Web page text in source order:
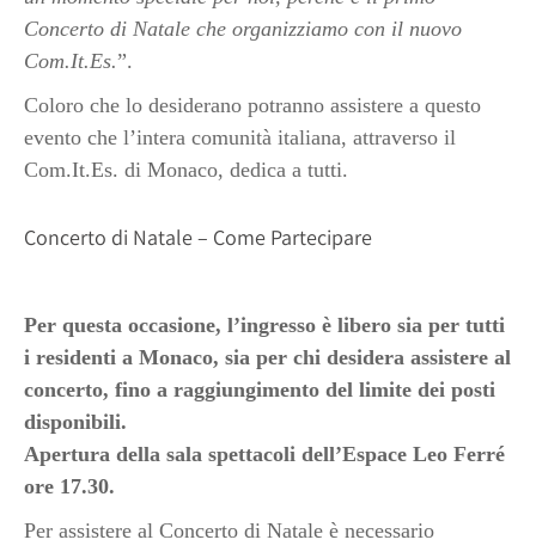
Concerto di Natale che organizziamo con il nuovo
Com.It.Es.”.
Coloro che lo desiderano potranno assistere a questo
evento che l’intera comunità italiana, attraverso il
Com.It.Es. di Monaco, dedica a tutti.
Concerto di Natale – Come Partecipare
Per questa occasione, l’ingresso è libero sia per tutti
i residenti a Monaco, sia per chi desidera assistere al
concerto, fino a raggiungimento del limite dei posti
disponibili.
Apertura della sala spettacoli dell’Espace Leo Ferré
ore 17.30.
Per assistere al Concerto di Natale è necessario